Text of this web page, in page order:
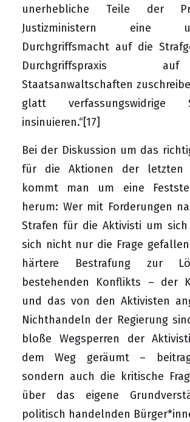
unerhebliche Teile der
Justizministern eine
Durchgriffsmacht auf die
Durchgriffspraxis
Staatsanwaltschaften
glatt verfassungswidrige
insinuieren.“[17]
Bei der Diskussion um das
für die Aktionen der letzten
kommt man um eine
herum: Wer mit Forderungen
Strafen für die Aktivisti um
sich nicht nur die Frage
härtere Bestrafung zur
bestehenden Konflikts – der
und das von den Aktivisten
Nichthandeln der Regierung
bloße Wegsperren der
dem Weg geräumt –
sondern auch die kritische
über das eigene
politisch handelnden